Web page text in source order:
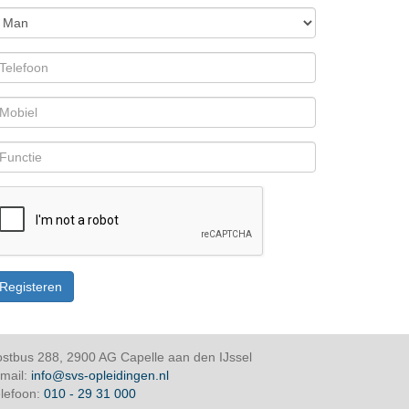
288, 2900 AG Capelle aan den IJssel
info@svs-opleidingen.nl
010 - 29 31 000